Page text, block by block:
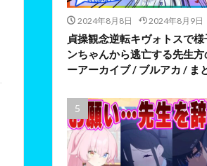
2024年8月8日 2024年8月9日
貞操観念逆転キヴォトスで
ンちゃんから逃亡する先生
ーアーカイブ / ブルアカ / ま